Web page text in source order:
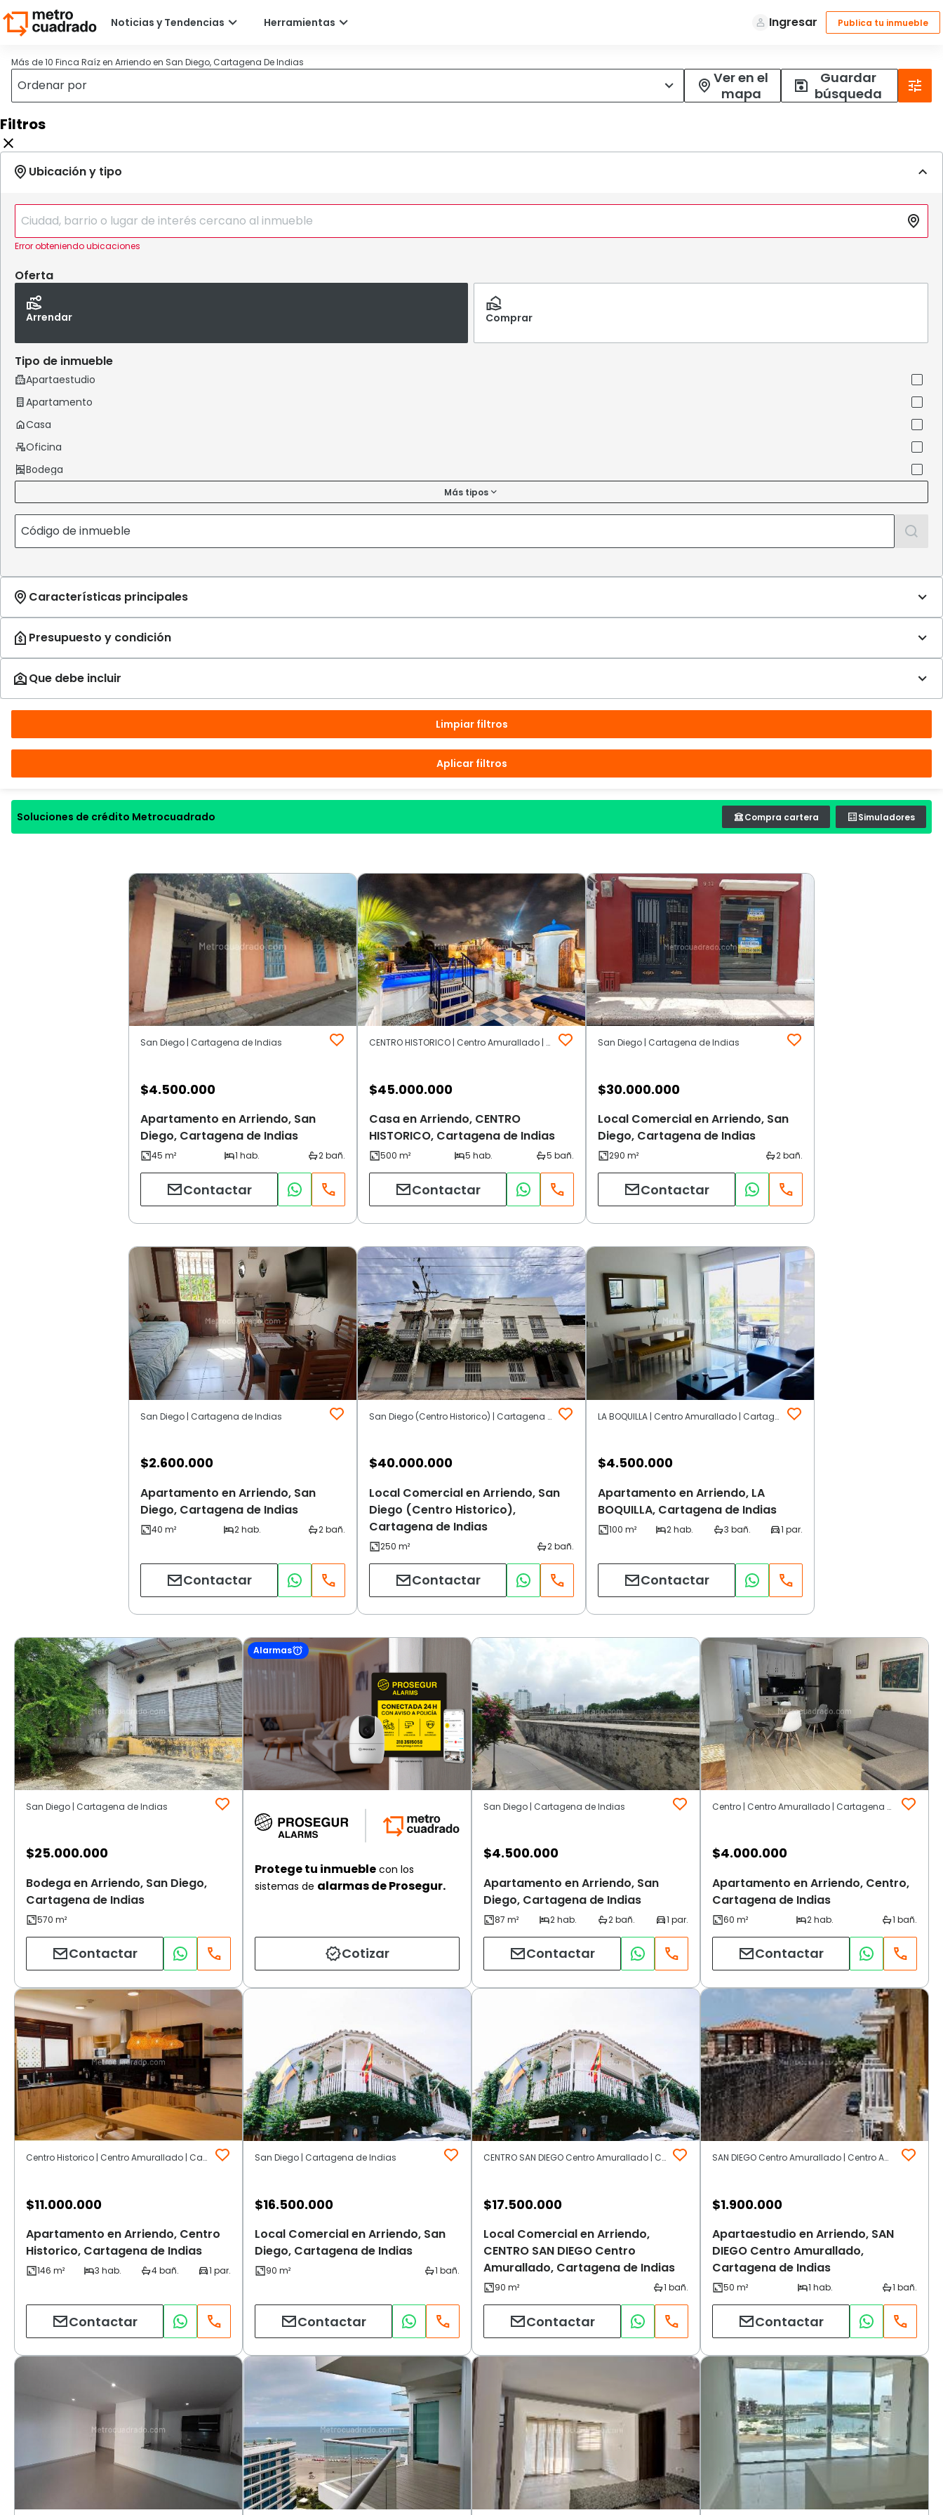
Más de 10 Finca Raíz en Arriendo en San Diego, Cartagena De Indias
Ver en el
mapa
Guardar
búsqueda
Filtros
Error obteniendo ubicaciones
Oferta
Arrendar Comprar
Tipo de inmueble
Más tipos
Limpiar filtros
Aplicar filtros
Soluciones de crédito Metrocuadrado Compra cartera Simuladores
San Diego | Cartagena de Indias
$4.500.000
Apartamento en Arriendo, San
Diego, Cartagena de Indias
Contactar
CENTRO HISTORICO | Centro Amurallado | Cartagena de Indias
$45.000.000
Casa en Arriendo, CENTRO
HISTORICO, Cartagena de Indias
Contactar
San Diego | Cartagena de Indias
$30.000.000
Local Comercial en Arriendo, San
Diego, Cartagena de Indias
Contactar
San Diego | Cartagena de Indias
$2.600.000
Apartamento en Arriendo, San
Diego, Cartagena de Indias
Contactar
San Diego (Centro Historico) | Cartagena de Indias
$40.000.000
Local Comercial en Arriendo, San
Diego (Centro Historico),
Cartagena de Indias
Contactar
LA BOQUILLA | Centro Amurallado | Cartagena de Indias
$4.500.000
Apartamento en Arriendo, LA
BOQUILLA, Cartagena de Indias
Contactar
San Diego | Cartagena de Indias
$25.000.000
Bodega en Arriendo, San Diego,
Cartagena de Indias
Contactar
Alarmas
Protege tu inmueble con los
sistemas de alarmas de Prosegur.
Cotizar
San Diego | Cartagena de Indias
$4.500.000
Apartamento en Arriendo, San
Diego, Cartagena de Indias
Contactar
Centro | Centro Amurallado | Cartagena de Indias
$4.000.000
Apartamento en Arriendo, Centro,
Cartagena de Indias
Contactar
Centro Historico | Centro Amurallado | Cartagena de Indias
$11.000.000
Apartamento en Arriendo, Centro
Historico, Cartagena de Indias
Contactar
San Diego | Cartagena de Indias
$16.500.000
Local Comercial en Arriendo, San
Diego, Cartagena de Indias
Contactar
CENTRO SAN DIEGO Centro Amurallado | Centro Amurallado | Cartagena de Indias
$17.500.000
Local Comercial en Arriendo,
CENTRO SAN DIEGO Centro
Amurallado, Cartagena de Indias
Contactar
SAN DIEGO Centro Amurallado | Centro Amurallado | Cartagena de Indias
$1.900.000
Apartaestudio en Arriendo, SAN
DIEGO Centro Amurallado,
Cartagena de Indias
Contactar